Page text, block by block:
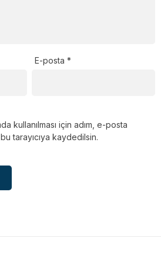
E-posta*
kullanılması için adım, e-posta
tarayıcıya kaydedilsin.